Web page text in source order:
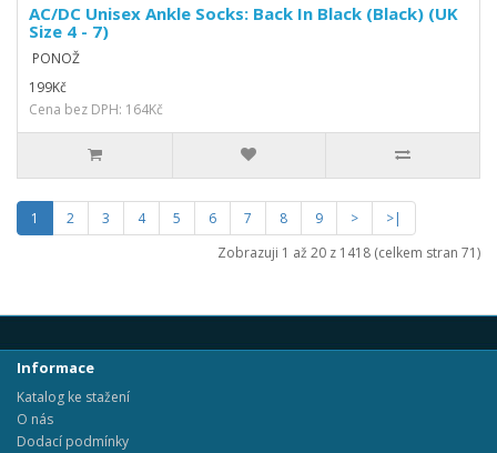
AC/DC Unisex Ankle Socks: Back In Black (Black) (UK
Size 4 - 7)
PONOŽ
199Kč
Cena bez DPH: 164Kč
1 2 3 4 5 6 7 8 9 >
>|
Zobrazuji 1 až 20 z 1418 (celkem stran 71)
Informace
Katalog ke stažení
O nás
Dodací podmínky